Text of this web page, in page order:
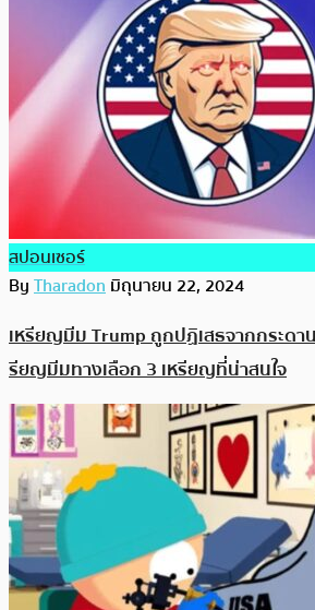
สปอนเซอร์
ByTharadonมิถุนายน 22, 2024
เหรียญมีม Trump ถูกปฏิเสธจากกระดา
รียญมีมทางเลือก 3 เหรียญที่น่าสนใจ